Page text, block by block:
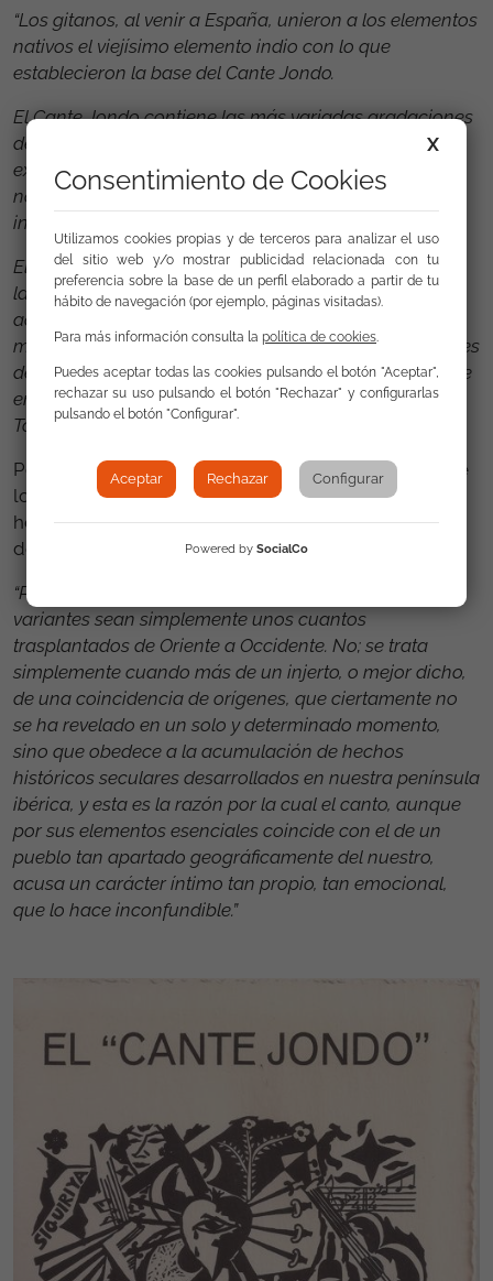
“Los gitanos, al venir a España, unieron a los elementos
nativos el viejísimo elemento indio con lo que
establecieron la base del Cante Jondo.
El Cante Jondo contiene las más variadas gradaciones
del sentimiento humano, puestas al servicio de la
expresión más pura y exacta. En la literatura española
no hay nada superior, en la justeza de los valores, a la
inspiración revelada de esas coplas populares.
El conferenciante expuso las diferencias propias entre
las diversas coplas gitanas, de las cuales hizo varias
admirables recitaciones, estudiando asimismo la
misión que a la guitarra compete y citando los nombres
de algunos de los más valiosos sostenedores del cante
en la actualidad, como la Niña de los Peines, Manuel
Torres y otros.”
Por tanto, parece claro que se refieren a la música de
los gitanos cuando se refieren al “Cante Jondo”. De
hecho, la conferencia continúa explicando el origen
de esta música:
“Pero nadie piense que la "siguiriya" gitana y sus
variantes sean simplemente unos cuantos
trasplantados de Oriente a Occidente. No; se trata
simplemente cuando más de un injerto, o mejor dicho,
de una coincidencia de orígenes, que ciertamente no
se ha revelado en un solo y determinado momento,
sino que obedece a la acumulación de hechos
históricos seculares desarrollados en nuestra península
ibérica, y esta es la razón por la cual el canto, aunque
por sus elementos esenciales coincide con el de un
pueblo tan apartado geográficamente del nuestro,
acusa un carácter íntimo tan propio, tan emocional,
que lo hace inconfundible.”
X
Consentimiento de Cookies
Utilizamos cookies propias y de terceros para analizar el uso
del sitio web y/o mostrar publicidad relacionada con tu
preferencia sobre la base de un perfil elaborado a partir de tu
hábito de navegación (por ejemplo, páginas visitadas).
Para más información consulta la política de cookies
Puedes aceptar todas las cookies pulsando el botón "Aceptar",
rechazar su uso pulsando el botón "Rechazar" y configurarlas
pulsando el botón "Configurar".
Aceptar Rechazar Configurar
Powered by SocialCo